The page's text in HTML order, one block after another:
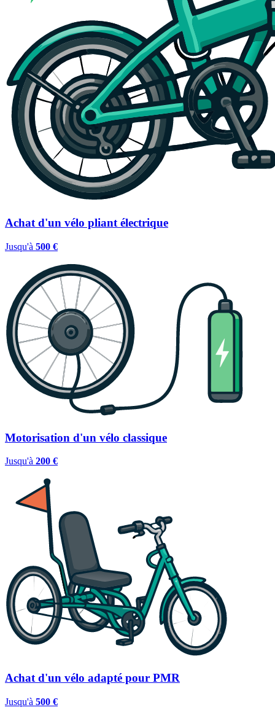
Achat d'un vélo pliant électrique
Jusqu'à 500 €
Motorisation d'un vélo classique
Jusqu'à 200 €
Achat d'un vélo adapté pour PMR
Jusqu'à 500 €